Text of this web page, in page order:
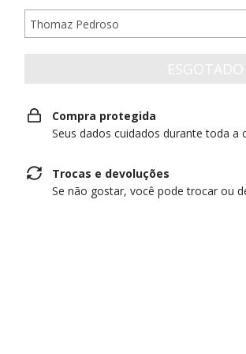
Compra protegida
Seus dados cuidados durante toda a
Trocas e devoluções
Se não gostar, você pode trocar ou